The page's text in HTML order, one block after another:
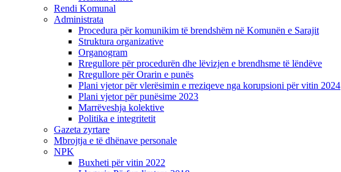
Rendi Komunal
Administrata
Procedura për komunikim të brendshëm në Komunën e Sarajit
Struktura organizative
Organogram
Rregullore për procedurën dhe lëvizjen e brendhsme të lëndëve
Rregullore për Orarin e punës
Plani vjetor për vlerësimin e rreziqeve nga korupsioni për vitin 2024
Plani vjetor për punësime 2023
Marrëveshja kolektive
Politika e integritetit
Gazeta zyrtare
Mbrojtja e të dhënave personale
NPK
Buxheti për vitin 2022